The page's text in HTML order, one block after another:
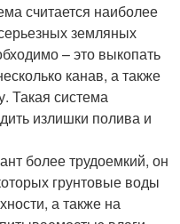
считается наиболее
земляных
– это выкопать
канав, а также
Такая система
излишки полива и
более трудоемкий, он
грунтовые воды
а также на